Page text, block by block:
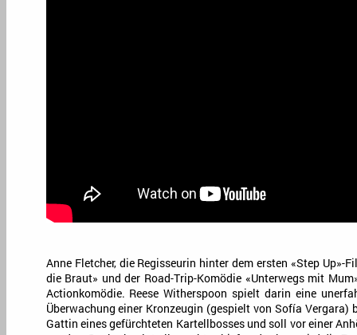
Anne Fletcher, die Regisseurin hinter dem ersten «Step Up»-
die Braut» und der Road-Trip-Komödie «Unterwegs mit
Actionkomödie. Reese Witherspoon spielt darin eine
Überwachung einer Kronzeugin (gespielt von Sofía Vergara)
Gattin eines gefürchteten Kartellbosses und soll vor einer